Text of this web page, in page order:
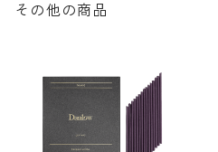
その他の商品